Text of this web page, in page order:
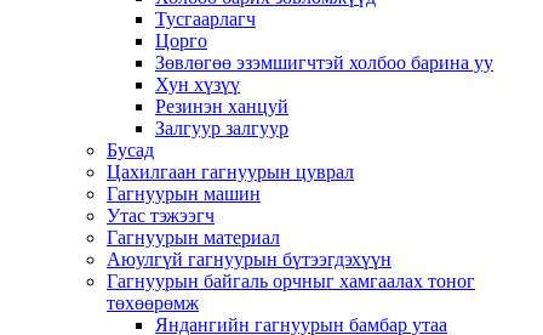
Тусгаарлагч
Цорго
Зөвлөгөө эзэмшигчтэй холбоо барина уу
Хун хүзүү
Резинэн ханцуй
Залгуур залгуур
Бусад
Цахилгаан гагнуурын цуврал
Гагнуурын машин
Утас тэжээгч
Гагнуурын материал
Аюулгүй гагнуурын бүтээгдэхүүн
Гагнуурын байгаль орчныг хамгаалах тоног
төхөөрөмж
Яндангийн гагнуурын бамбар утаа